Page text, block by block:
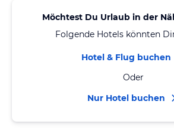
Möchtest Du Urlaub in der
Folgende Hotels könnten
Hotel & Flug buchen
Oder
Nur Hotel buchen